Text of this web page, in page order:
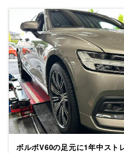
ボルボV60の足元に1年中スト